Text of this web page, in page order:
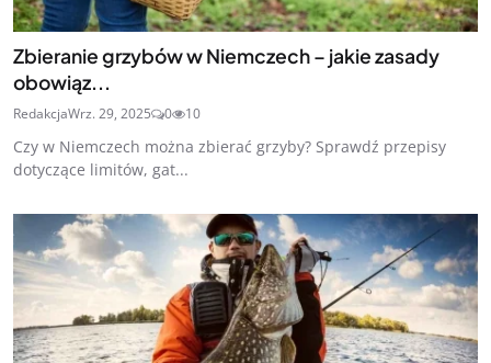
Zbieranie grzybów w Niemczech – jakie zasady
obowiąz...
RedakcjaWrz. 29, 2025 0 10
Czy w Niemczech można zbierać grzyby? Sprawdź przepisy
dotyczące limitów, gat...